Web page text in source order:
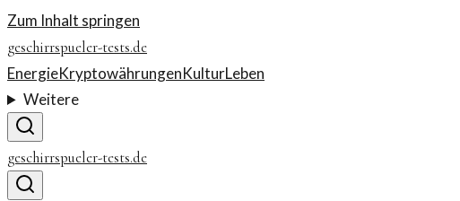
Zum Inhalt springen
geschirrspueler-tests.de
EnergieKryptowährungenKulturLeben
Weitere
geschirrspueler-tests.de